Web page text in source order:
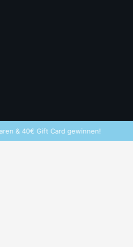
40€ Gift Card gewinnen!